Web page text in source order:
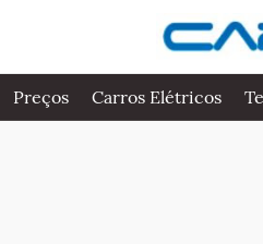
Preços Carros Elétricos